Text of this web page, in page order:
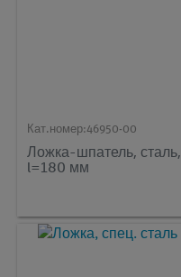
Кат.номер:46950-00
Ложка-шпатель, сталь,
l=180 мм